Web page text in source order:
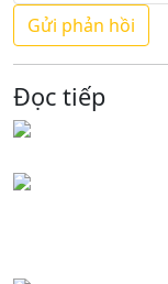
Đọc tiếp